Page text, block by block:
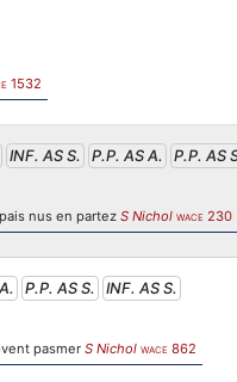
1532
INF. AS S. P.P. AS A.
P.P. AS
nus en partez S Nichol WACE 230
P.P. AS S.
INF. AS S.
pasmer S Nichol WACE 862